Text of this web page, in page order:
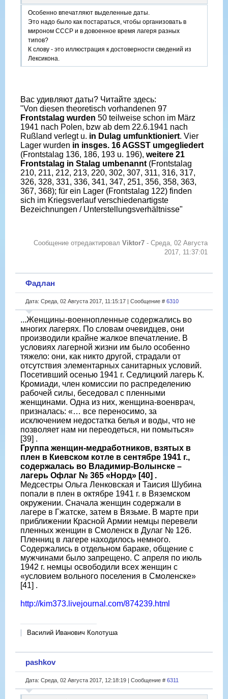
Особенно впечатляют выделенные даты.
Это надо было как постараться, чтобы организовать в
мироном СССР и в довоенное время лагеря разных
типов?
К слову - это иллюстрация к достоверности сведений из
Лексикона.
Вас удивляют даты? Читайте здесь:
"Von diesen theoretisch vorhandenen 97
Frontstalag wurden 50 teilweise schon im März
1941 nach Polen, bzw ab dem 22.6.1941 nach
Rußland verlegt u. in Dulag umfunktioniert. Vier
Lager wurden in insges. 16 AGSST umgegliedert
(Frontstalag 136, 186, 193 u. 196), weitere 21
Frontstalag in Stalag umbenannt(Frontstalag
210, 211, 212, 213, 220, 302, 307, 311, 316, 317,
326, 328, 331, 336, 341, 347, 251, 356, 358, 363,
367, 368); für ein Lager (Frontstalag 122) finden
sich im Kriegsverlauf verschiedenartigste
Bezeichnungen / Unterstellungsverhältnisse"
Сообщение отредактировал Viktor7 - Среда, 02 Августа
2017, 11:37:01
Фадлан
Дата: Среда, 02 Августа 2017, 11:15:17 | Сообщение # 6310
...Женщины-военнопленные содержались во
многих лагерях. По словам очевидцев, они
производили крайне жалкое впечатление. В
условиях лагерной жизни им было особенно
тяжело: они, как никто другой, страдали от
отсутствия элементарных санитарных условий.
Посетивший осенью 1941 г. Седлицкий лагерь К.
Кромиади, член комиссии по распределению
рабочей силы, беседовал с пленными
женщинами. Одна из них, женщина-военврач,
призналась: «… все переносимо, за
исключением недостатка белья и воды, что не
позволяет нам ни переодеться, ни помыться»
[39] .
Группа женщин-медработников, взятых в
плен в Киевском котле в сентябре 1941 г.,
содержалась во Владимир-Волынске –
лагерь Офлаг № 365 «Норд» [40] .
Медсестры Ольга Ленковская и Таисия Шубина
попали в плен в октябре 1941 г. в Вяземском
окружении. Сначала женщин содержали в
лагере в Гжатске, затем в Вязьме. В марте при
приближении Красной Армии немцы перевели
пленных женщин в Смоленск в Дулаг № 126.
Пленниц в лагере находилось немного.
Содержались в отдельном бараке, общение с
мужчинами было запрещено. С апреля по июль
1942 г. немцы освободили всех женщин с
«условием вольного поселения в Смоленске»
[41] .
http://kim373.livejournal.com/874239.html
Василий Иванович Колотуша
pashkov
Дата: Среда, 02 Августа 2017, 12:18:19 | Сообщение # 6311